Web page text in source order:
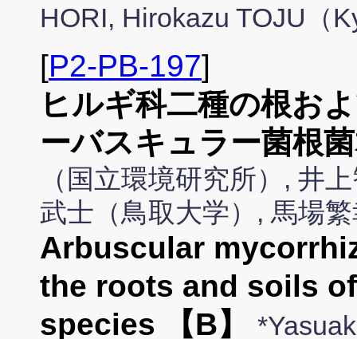
HORI, Hirokazu TOJU（
[P2-PB-197]
ヒルギ科二種の根お
ーバスキュラー菌根
（国立環境研究所）, 井
武士（鳥取大学）, 馬場
Arbuscular
the roots and soils
species 【B】